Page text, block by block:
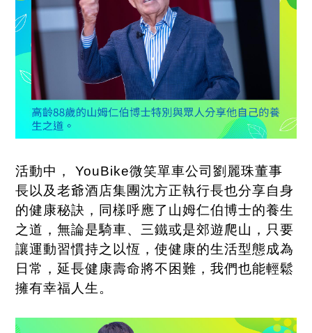
活動中，YouBike微笑單車公司劉麗珠董事
長以及老爺酒店集團沈方正執行長也分享自身
的健康秘訣，同樣呼應了山姆仁伯博士的養生
之道，無論是騎車、三鐵或是郊遊爬山，只要
讓運動習慣持之以恆，使健康的生活型態成為
日常，延長健康壽命將不困難，我們也能輕鬆
擁有幸福人生。